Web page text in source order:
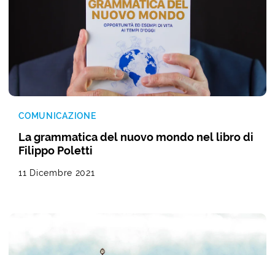
COMUNICAZIONE
La grammatica del nuovo mondo nel libro di
Filippo Poletti
11 Dicembre 2021